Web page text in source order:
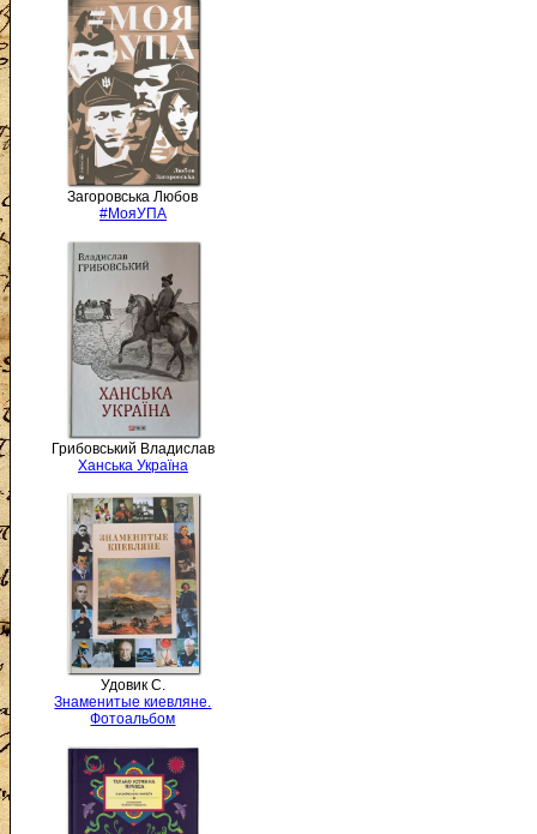
Загоровська Любов
#МояУПА
Грибовський Владислав
Ханська Україна
Удовик С.
Знаменитые киевляне.
Фотоальбом